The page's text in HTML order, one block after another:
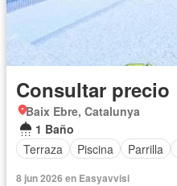
Consultar precio
Baix Ebre, Catalunya
1 Baño
Terraza
Piscina Parrilla
8 jun 2026 en Easyavvisi